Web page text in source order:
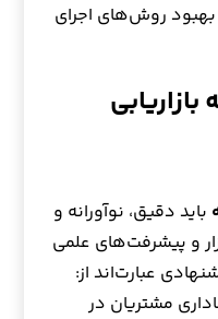
روش‌های اجرای
باید دقیق، نوآورانه و
و پیشرفت‌های علمی
عبارت‌اند از:
مشتریان در